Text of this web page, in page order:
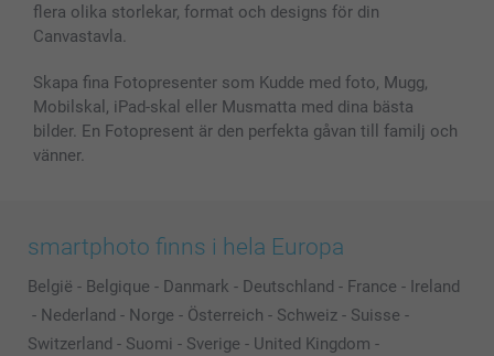
flera olika storlekar, format och designs för din
Canvastavla.
Skapa fina Fotopresenter som Kudde med foto, Mugg,
Mobilskal, iPad-skal eller Musmatta med dina bästa
bilder. En Fotopresent är den perfekta gåvan till familj och
vänner.
smartphoto finns i hela Europa
België - Belgique - Danmark - Deutschland - France - Ireland
- Nederland - Norge - Österreich - Schweiz - Suisse -
Switzerland - Suomi - Sverige - United Kingdom -